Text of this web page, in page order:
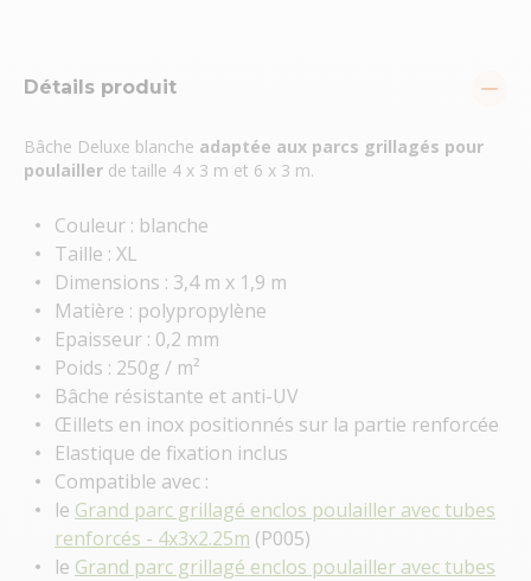
Détails produit
Bâche Deluxe blanche adaptée aux parcs grillagés pour
poulailler de taille 4 x 3 m et 6 x 3 m.
Couleur : blanche
Taille : XL
Dimensions : 3,4 m x 1,9 m
Matière : polypropylène
Epaisseur : 0,2 mm
Poids : 250g / m²
Bâche résistante et anti-UV
Œillets en inox positionnés sur la partie renforcée
Elastique de fixation inclus
Compatible avec :
le Grand parc grillagé enclos poulailler avec tubes
renforcés - 4x3x2.25m (P005)
le Grand parc grillagé enclos poulailler avec tubes